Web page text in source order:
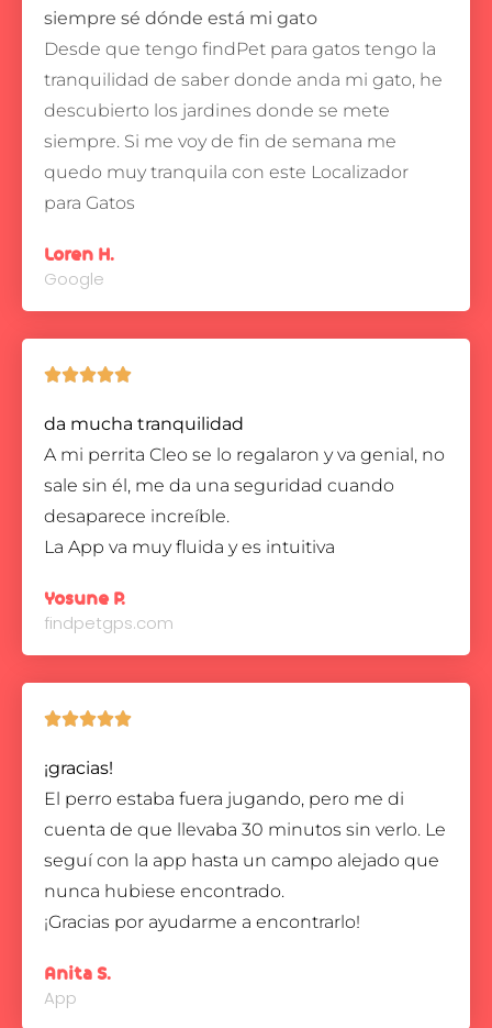
siempre sé dónde está mi gato
Desde que tengo findPet para gatos tengo la
tranquilidad de saber donde anda mi gato, he
descubierto los jardines donde se mete
siempre. Si me voy de fin de semana me
quedo muy tranquila con este Localizador
para Gatos
Loren H.
Google

da mucha tranquilidad
A mi perrita Cleo se lo regalaron y va genial, no
sale sin él, me da una seguridad cuando
desaparece increíble.
La App va muy fluida y es intuitiva
Yosune P.
findpetgps.com

¡gracias!
El perro estaba fuera jugando, pero me di
cuenta de que llevaba 30 minutos sin verlo. Le
seguí con la app hasta un campo alejado que
nunca hubiese encontrado.
¡Gracias por ayudarme a encontrarlo!
Anita S.
App